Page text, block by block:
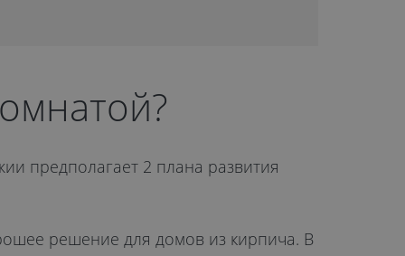
предполагает 2 плана развития
решение для домов из кирпича. В